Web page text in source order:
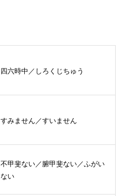
四六時中／しろくじちゅう
すみません／すいません
不甲斐ない／腑甲斐ない／ふがい
ない